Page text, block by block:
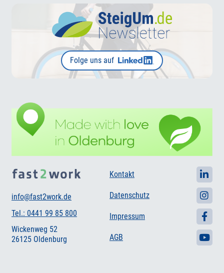
Folge uns auf
info@fast2work.de
Tel.: 0441 99 85 800
Wickenweg 52
26125 Oldenburg
Kontakt
Datenschutz
Impressum
AGB